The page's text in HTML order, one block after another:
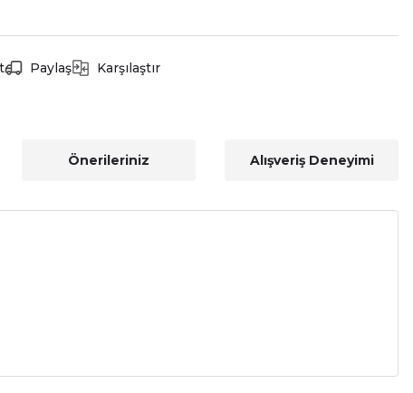
Paylaş Karşılaştır
Önerileriniz Alışveriş Deneyimi